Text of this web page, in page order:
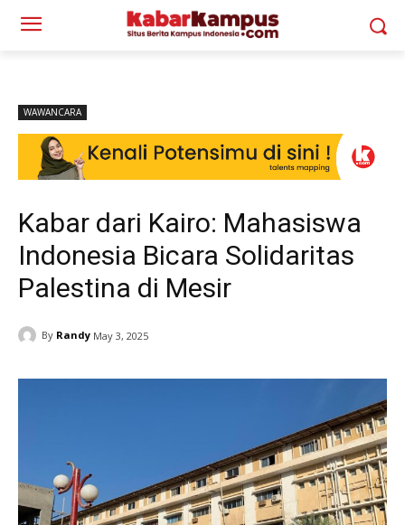
WAWANCARA
Kabar dari Kairo: Mahasiswa
Indonesia Bicara Solidaritas
Palestina di Mesir
By Randy May 3, 2025